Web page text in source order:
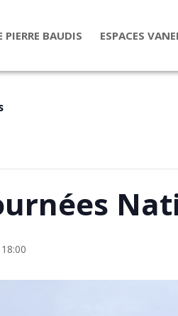
PIERRE BAUDIS ESPACES